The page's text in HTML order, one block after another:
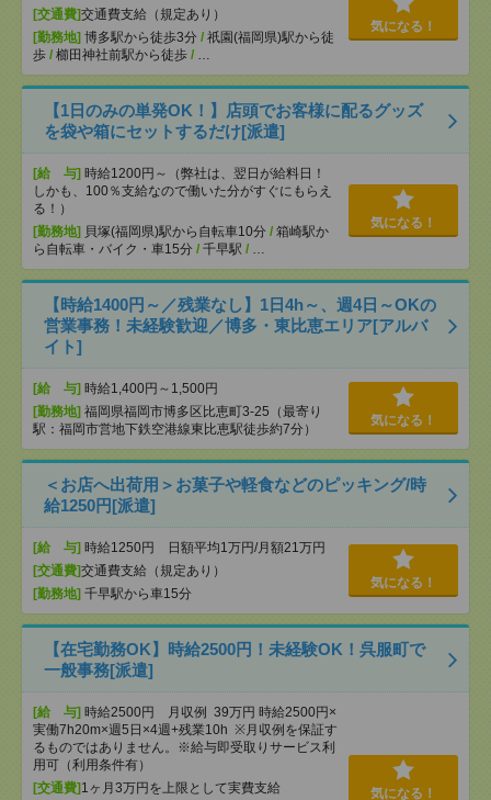
[交通費]交通費支給（規定あり）
[勤務地] 博多駅から徒歩3分 / 祇園(福岡県)駅から徒
歩 / 櫛田神社前駅から徒歩 / …
気になる！
【1日のみの単発OK！】店頭でお客様に配るグッズ
を袋や箱にセットするだけ[派遣]
[給 与] 時給1200円～（弊社は、翌日が給料日！
しかも、100％支給なので働いた分がすぐにもらえ
る！）
[勤務地] 貝塚(福岡県)駅から自転車10分 / 箱崎駅か
ら自転車・バイク・車15分 / 千早駅 / …
気になる！
【時給1400円～／残業なし】1日4h～、週4日～OKの
営業事務！未経験歓迎／博多・東比恵エリア[アルバ
イト]
[給 与] 時給1,400円～1,500円
[勤務地] 福岡県福岡市博多区比恵町3-25（最寄り
駅：福岡市営地下鉄空港線東比恵駅徒歩約7分）
気になる！
＜お店へ出荷用＞お菓子や軽食などのピッキング/時
給1250円[派遣]
[給 与] 時給1250円 日額平均1万円/月額21万円
[交通費]交通費支給（規定あり）
[勤務地] 千早駅から車15分
気になる！
【在宅勤務OK】時給2500円！未経験OK！呉服町で
一般事務[派遣]
[給 与] 時給2500円 月収例 39万円 時給2500円×
実働7h20m×週5日×4週+残業10h ※月収例を保証す
るものではありません。※給与即受取りサービス利
用可（利用条件有）
[交通費] 1ヶ月3万円を上限として実費支給 気になる！